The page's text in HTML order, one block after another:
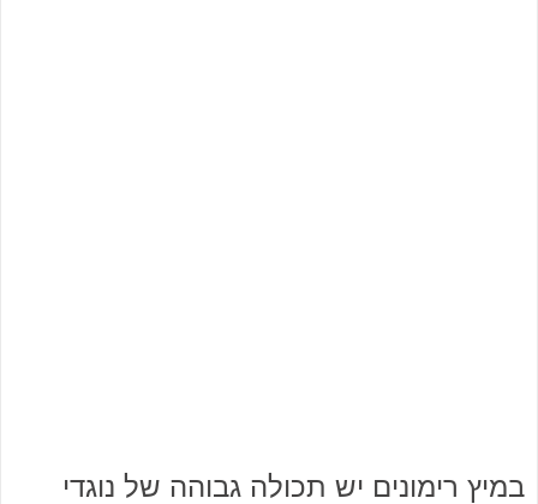
במיץ רימונים יש תכולה גבוהה של נוגדי